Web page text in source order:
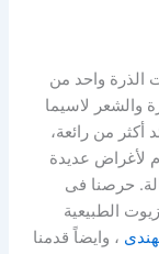
الذرة واحد من
والشعر لاسيما
أكثر من رائعة،
لأغراض عديدة
حرصنا فى
الطبيعية
، وايضاً قدمنا